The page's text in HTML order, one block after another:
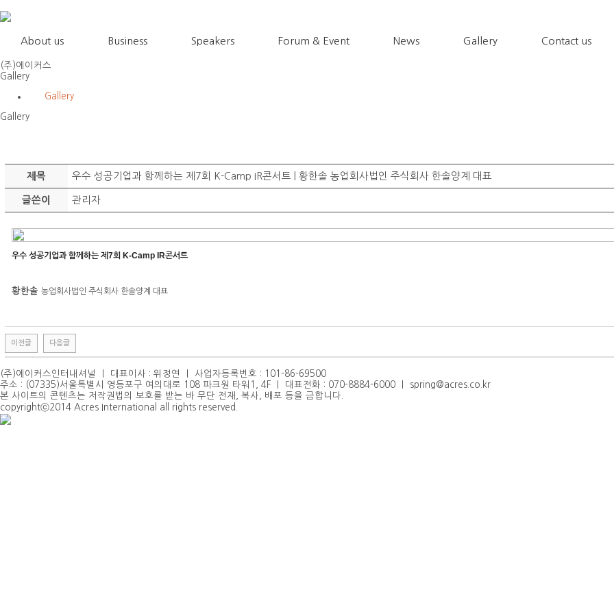
About us Business Speakers Forum & Event News Gallery Contact us
(주)에이커스
Gallery
Gallery
Gallery
제목 우수 성공기업과 함께하는 제7회 K-Camp IR콘서트 | 황한솔 농업회사법인 주식회사 한솔양계 대표
글쓴이 관리자
우수 성공기업과 함께하는 제 7회 K-Camp IR콘서트
황한솔 농업회사법인 주식회사 한솔양계 대표
이전글 다음글
(주)에이커스인터내셔널 ｜ 대표이사 : 위정연 ｜ 사업자등록번호 : 101-86-69500
주소 : (07335)서울특별시 영등포구 여의대로 108 파크원 타워1, 4F ｜ 대표전화 : 070-8884-6000 ｜ spring@acres.co.kr
본 사이트의 콘텐츠는 저작권법의 보호를 받는 바 무단 전재, 복사, 배포 등을 금합니다.
copyrightⓒ2014 Acres International all rights reserved.